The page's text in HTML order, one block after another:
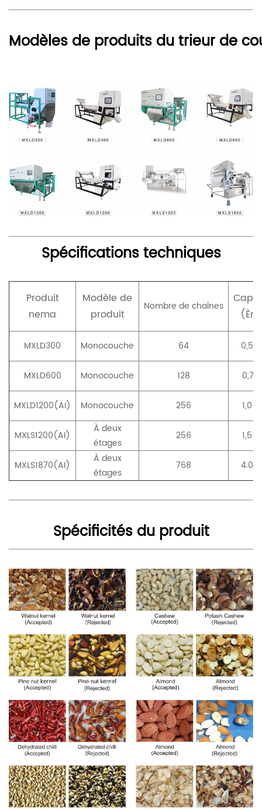
Modèles de produits du trieur de
Spécifications techniques
Produit
nema
Modèle de
produit
Nombre de chaînes
MXLD300 Monocouche 64 0,5-
MXLD600 Monocouche 128 0,7-
MXLD1200(AI) Monocouche 256 1,0-
MXLS1200(AI)
À deux
étages
256 1,5-
MXLS1870(AI)
À deux
étages
768 4.0-
Spécificités du produit